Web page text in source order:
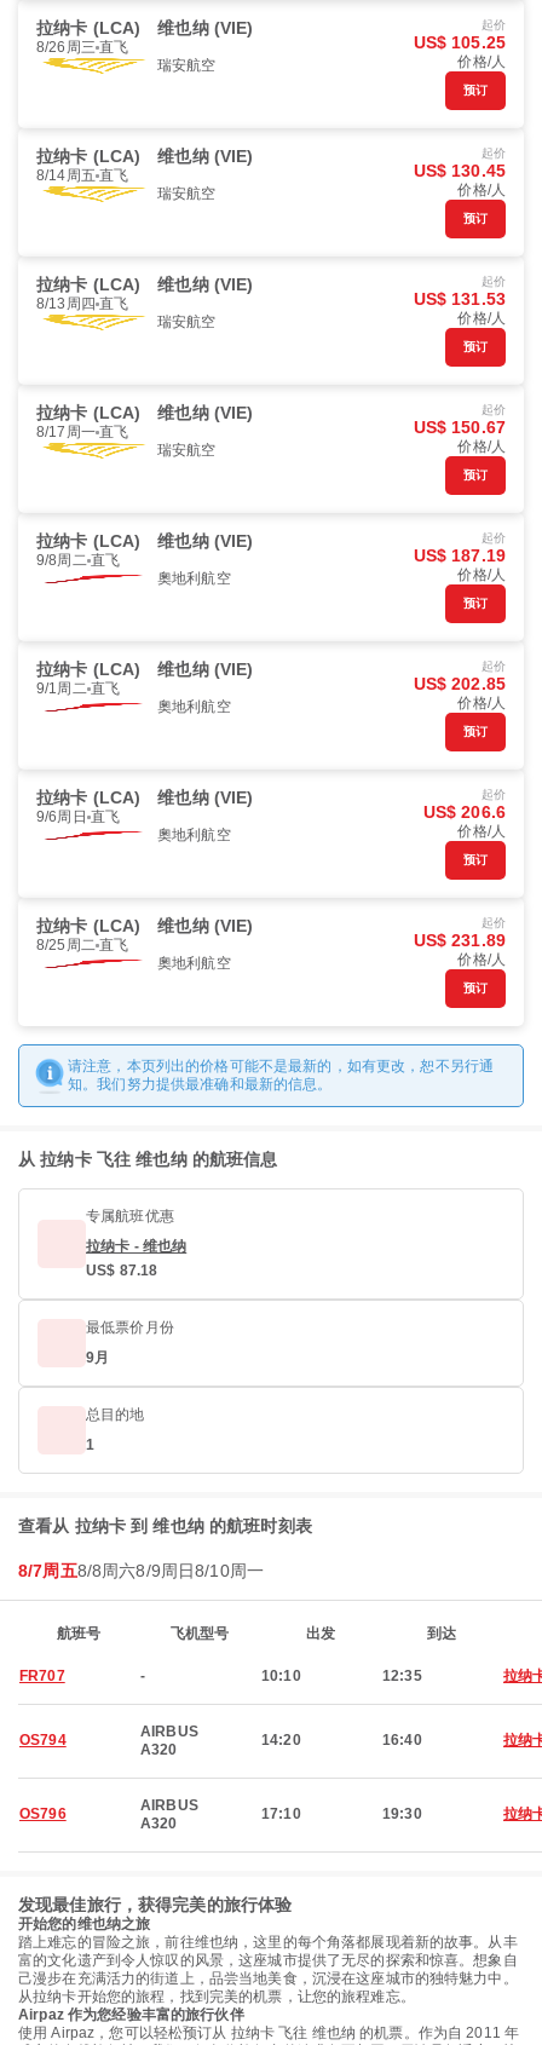
拉纳卡 (LCA) 维也纳 (VIE)
8/26周三 直飞
瑞安航空
起价
US$ 105.25
价格/人
预订
拉纳卡 (LCA) 维也纳 (VIE)
8/14周五 直飞
瑞安航空
起价
US$ 130.45
价格/人
预订
拉纳卡 (LCA) 维也纳 (VIE)
8/13周四 直飞
瑞安航空
起价
US$ 131.53
价格/人
预订
拉纳卡 (LCA) 维也纳 (VIE)
8/17周一 直飞
瑞安航空
起价
US$ 150.67
价格/人
预订
拉纳卡 (LCA) 维也纳 (VIE)
9/8周二 直飞
奧地利航空
起价
US$ 187.19
价格/人
预订
拉纳卡 (LCA) 维也纳 (VIE)
9/1周二 直飞
奧地利航空
起价
US$ 202.85
价格/人
预订
拉纳卡 (LCA) 维也纳 (VIE)
9/6周日 直飞
奧地利航空
起价
US$ 206.6
价格/人
预订
拉纳卡 (LCA) 维也纳 (VIE)
8/25周二 直飞
奧地利航空
起价
US$ 231.89
价格/人
预订
请注意，本页列出的价格可能不是最新的，如有更改，恕不另行通
知。我们努力提供最准确和最新的信息。
从 拉纳卡 飞往 维也纳 的航班信息
专属航班优惠
拉纳卡 - 维也纳
US$ 87.18
最低票价月份
9月
总目的地
1
查看从 拉纳卡 到 维也纳 的航班时刻表
8/7周五8/8周六8/9周日8/10周一
航班号 飞机型号 出发 到达
FR707 - 10:10 12:35 拉纳
OS794
AIRBUS
A320
14:20 16:40 拉纳
OS796
AIRBUS
A320
17:10 19:30 拉纳
发现最佳旅行，获得完美的旅行体验
开始您的维也纳之旅
踏上难忘的冒险之旅，前往维也纳，这里的每个角落都展现着新的故事。从丰
富的文化遗产到令人惊叹的风景，这座城市提供了无尽的探索和惊喜。想象自
己漫步在充满活力的街道上，品尝当地美食，沉浸在这座城市的独特魅力中。
从拉纳卡开始您的旅程，找到完美的机票，让您的旅程难忘。
Airpaz 作为您经验丰富的旅行伙伴
使用 Airpaz，您可以轻松预订从 拉纳卡 飞往 维也纳 的机票。作为自 2011 年